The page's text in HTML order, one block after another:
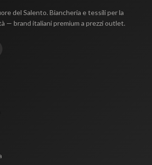
del Salento. Biancheria e tessili per la
— brand italiani premium a prezzi outlet.